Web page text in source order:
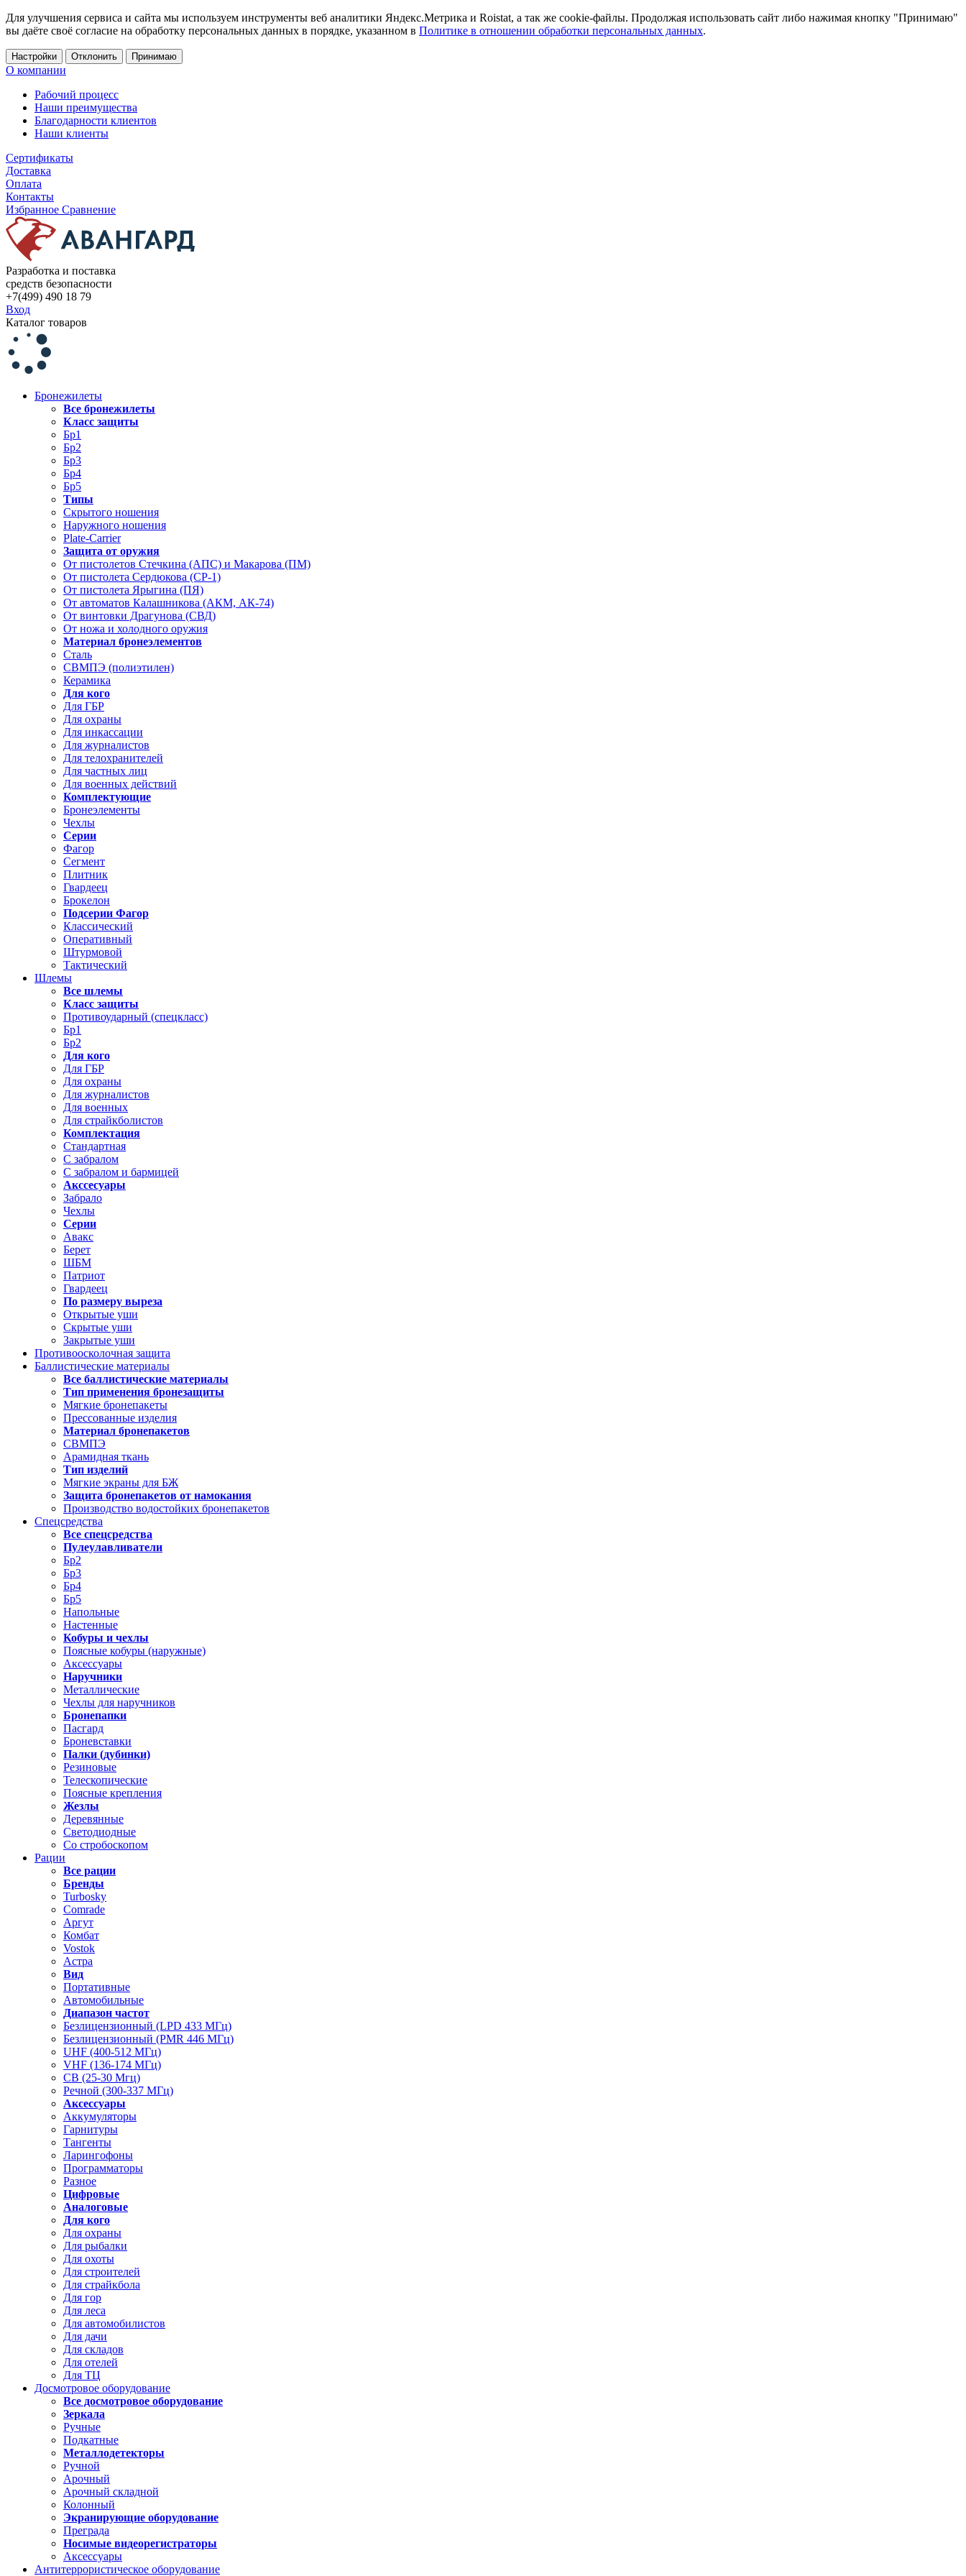
Для улучшения сервиса и сайта мы используем инструменты веб аналитики Яндекс.Метрика и Roistat, а так же cookie-файлы. Продолжая использовать сайт либо нажимая кнопку "Принимаю"
вы даёте своё согласие на обработку персональных данных в порядке, указанном в Политике в отношении обработки персональных данных.
Настройки Отклонить Принимаю
О компании
Рабочий процесс
Наши преимущества
Благодарности клиентов
Наши клиенты
Сертификаты
Доставка
Оплата
Контакты
Избранное Сравнение
Разработка и поставка
средств безопасности
+7(499) 490 18 79
Вход
Каталог товаров
Бронежилеты
Все бронежилеты
Класс защиты
Бр1
Бр2
Бр3
Бр4
Бр5
Типы
Скрытого ношения
Наружного ношения
Plate-Carrier
Защита от оружия
От пистолетов Стечкина (АПС) и Макарова (ПМ)
От пистолета Сердюкова (СР-1)
От пистолета Ярыгина (ПЯ)
От автоматов Калашникова (АКМ, АК-74)
От винтовки Драгунова (СВД)
От ножа и холодного оружия
Материал бронеэлементов
Сталь
СВМПЭ (полиэтилен)
Керамика
Для кого
Для ГБР
Для охраны
Для инкассации
Для журналистов
Для телохранителей
Для частных лиц
Для военных действий
Комплектующие
Бронеэлементы
Чехлы
Серии
Фагор
Сегмент
Плитник
Гвардеец
Брокелон
Подсерии Фагор
Классический
Оперативный
Штурмовой
Тактический
Шлемы
Все шлемы
Класс защиты
Противоударный (спецкласс)
Бр1
Бр2
Для кого
Для ГБР
Для охраны
Для журналистов
Для военных
Для страйкболистов
Комплектация
Стандартная
С забралом
С забралом и бармицей
Акссесуары
Забрало
Чехлы
Серии
Авакс
Берет
ШБМ
Патриот
Гвардеец
По размеру выреза
Открытые уши
Скрытые уши
Закрытые уши
Противоосколочная защита
Баллистические материалы
Все баллистические материалы
Тип применения бронезащиты
Мягкие бронепакеты
Прессованные изделия
Материал бронепакетов
СВМПЭ
Арамидная ткань
Тип изделий
Мягкие экраны для БЖ
Защита бронепакетов от намокания
Производство водостойких бронепакетов
Спецсредства
Все спецсредства
Пулеулавливатели
Бр2
Бр3
Бр4
Бр5
Напольные
Настенные
Кобуры и чехлы
Поясные кобуры (наружные)
Аксессуары
Наручники
Металлические
Чехлы для наручников
Бронепапки
Пасгард
Броневставки
Палки (дубинки)
Резиновые
Телескопические
Поясные крепления
Жезлы
Деревянные
Светодиодные
Со стробоскопом
Рации
Все рации
Бренды
Turbosky
Comrade
Аргут
Комбат
Vostok
Астра
Вид
Портативные
Автомобильные
Диапазон частот
Безлицензионный (LPD 433 МГц)
Безлицензионный (PMR 446 МГц)
UHF (400-512 МГц)
VHF (136-174 МГц)
CB (25-30 Мгц)
Речной (300-337 МГц)
Аксессуары
Аккумуляторы
Гарнитуры
Тангенты
Ларингофоны
Программаторы
Разное
Цифровые
Аналоговые
Для кого
Для охраны
Для рыбалки
Для охоты
Для строителей
Для страйкбола
Для гор
Для леса
Для автомобилистов
Для дачи
Для складов
Для отелей
Для ТЦ
Досмотровое оборудование
Все досмотровое оборудование
Зеркала
Ручные
Подкатные
Металлодетекторы
Ручной
Арочный
Арочный складной
Колонный
Экранирующие оборудование
Преграда
Носимые видеорегистраторы
Аксессуары
Антитеррористическое оборудование